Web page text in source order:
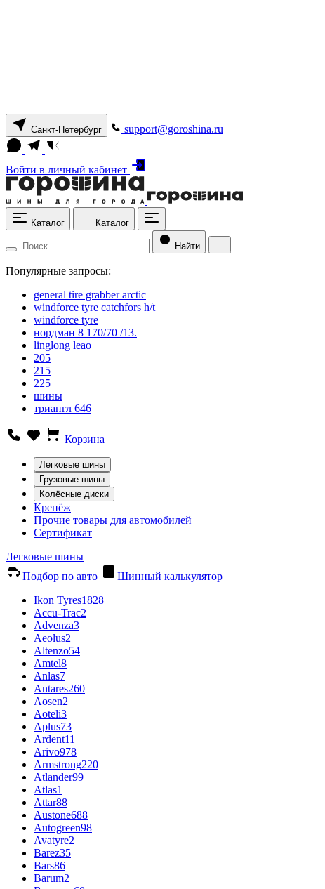
Санкт-Петербург support@goroshina.ru
Войти в личный кабинет
Каталог Каталог
Найти
Популярные запросы:
general tire grabber arctic
windforce tyre catchfors h/t
windforce tyre
нордман 8 170/70 /13.
linglong leao
205
215
225
шины
триангл 646
Корзина
Легковые шины
Грузовые шины
Колёсные диски
Крепёж
Прочие товары для автомобилей
Сертификат
Легковые шины
Подбор по авто
Шинный калькулятор
Ikon Tyres1828
Accu-Trac2
Advenza3
Aeolus2
Altenzo54
Amtel8
Anlas7
Antares260
Aosen2
Aoteli3
Aplus73
Ardent11
Arivo978
Armstrong220
Atlander99
Atlas1
Attar88
Austone688
Autogreen98
Avatyre2
Barez35
Bars86
Barum2